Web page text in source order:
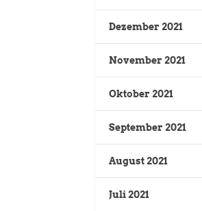
Dezember 2021
November 2021
Oktober 2021
September 2021
August 2021
Juli 2021